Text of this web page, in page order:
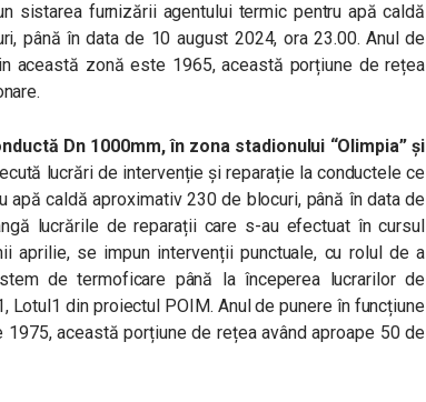
sistarea furnizării agentului termic pentru apă caldă
până în data de 10 august 2024, ora 23.00. Anul de
această zonă este 1965, această porțiune de rețea
Dn 1000mm, în zona stadionului “Olimpia” și
lucrări de intervenție și reparație la conductele ce
apă caldă aproximativ 230 de blocuri, până în data de
lucrările de reparații care s-au efectuat în cursul
aprilie, se impun intervenții punctuale, cu rolul de a
de termoficare până la începerea lucrarilor de
Lotul1 din proiectul POIM. Anul de punere în funcțiune
această porțiune de rețea având aproape 50 de